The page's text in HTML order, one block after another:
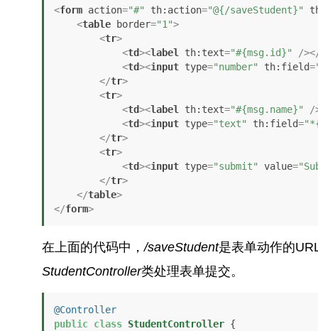
<form action="#" th:action="@{/saveStudent}"
<table border="1">
<tr>
<td><label th:text="#{msg.id}" />
<td><input type="number" th:field=
</tr>
<tr>
<td><label th:text="#{msg.name}"
/
<td><input type="text" th:field=
</tr>
<tr>
<td><input type="submit" value=
</tr>
</table>
</form>
在上面的代码中，/saveStudent是表单动作的
StudentController类处理表单提交。
@Controller
public class StudentController {